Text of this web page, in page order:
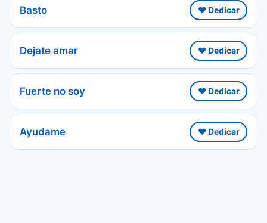
Basto ❤️ Dedicar
Dejate amar ❤️ Dedicar
Fuerte no soy ❤️ Dedicar
Ayudame ❤️ Dedicar